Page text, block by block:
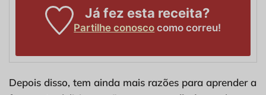
Já fez esta receita?
Partilhe conosco como correu!
Depois disso, tem ainda mais razões para aprender a